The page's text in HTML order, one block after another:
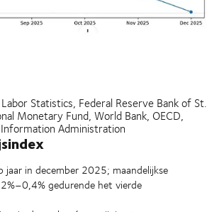
Statistics, Federal Reserve Bank of St.
Monetary Fund, World Bank, OECD,
Information Administration
jaar in december 2025; maandelijkse
gedurende het vierde